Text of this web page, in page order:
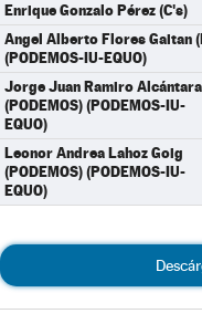
Enrique Gonzalo Pérez (C's)
Angel Alberto Flores Gaitan
(PODEMOS-IU-EQUO)
Jorge Juan Ramiro Alcántara
(PODEMOS) (PODEMOS-IU-
EQUO)
Leonor Andrea Lahoz Goig
(PODEMOS) (PODEMOS-IU-
EQUO)